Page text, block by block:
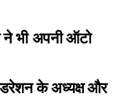
ने भी अपनी ऑटो
फेडरेशन के अध्यक्ष और